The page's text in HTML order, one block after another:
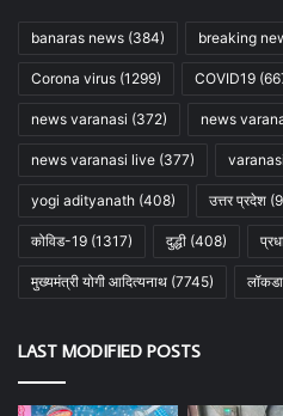
banaras news (384) breaking
Corona virus (1299) COVID19
news varanasi (372) news
news varanasi live (377)
yogi adityanath (408) उत्तर प्रदेश
कोविड-19 (1317) दुद्धी (408)
मुख्यमंत्री योगी आदित्यनाथ (7745)
LAST MODIFIED POSTS